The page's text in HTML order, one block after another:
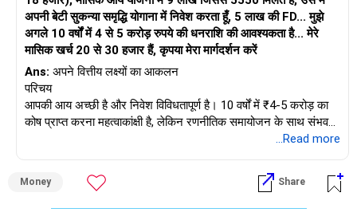
अपनी बेटी सुकन्या समृद्धि योगाना में निवेश करता हूँ, 5 लाख की FD... मुझे
अगले 10 वर्षों में 4 से 5 करोड़ रुपये की धनराशि की आवश्यकता है... मेरे
मासिक खर्च 20 से 30 हजार हैं, कृपया मेरा मार्गदर्शन करें
Ans: अपने वित्तीय लक्ष्यों का आकलन
परिचय
आपकी आय अच्छी है और निवेश विविधतापूर्ण है। 10 वर्षों में ₹4-5 करोड़ का
कोष प्राप्त करना महत्वाकांक्षी है, लेकिन रणनीतिक समायोजन के साथ संभव
शेयर: ₹15 लाख
म्यूचुअल फंड (SIP): ₹7 लाख
...Read more
Money Share